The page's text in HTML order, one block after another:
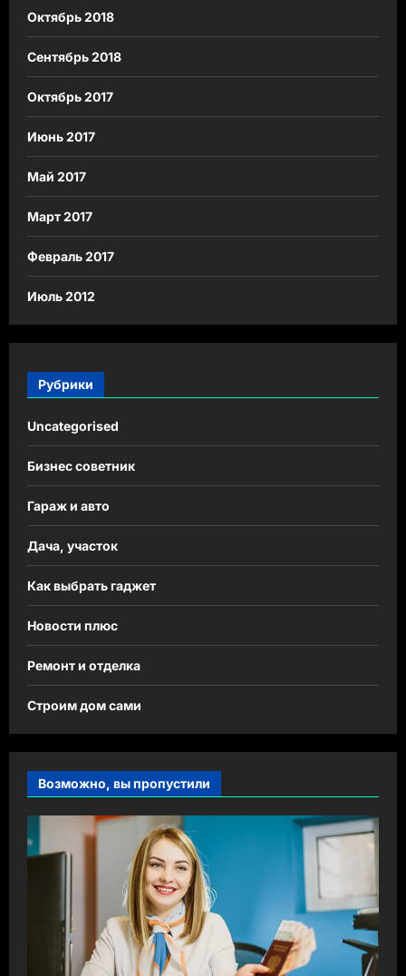
Октябрь 2018
Сентябрь 2018
Октябрь 2017
Июнь 2017
Май 2017
Март 2017
Февраль 2017
Июль 2012
Рубрики
Uncategorised
Бизнес советник
Гараж и авто
Дача, участок
Как выбрать гаджет
Новости плюс
Ремонт и отделка
Строим дом сами
Возможно, вы пропустили